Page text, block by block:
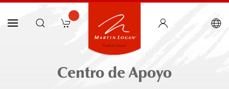
Centro de Apoyo